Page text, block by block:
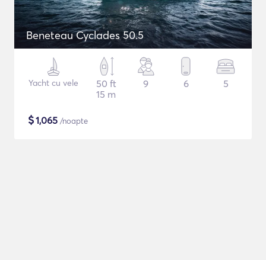
Beneteau Cyclades 50.5
Yacht cu vele
50 ft
15 m
9 6 5
$1,065 /noapte